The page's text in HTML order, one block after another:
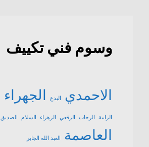
وسوم فني تكييف
الاحمدي البدع الجهراء
الرابية الرحاب الرقعي الزهراء السلام الصديق
العاصمة العبد الله الجابر